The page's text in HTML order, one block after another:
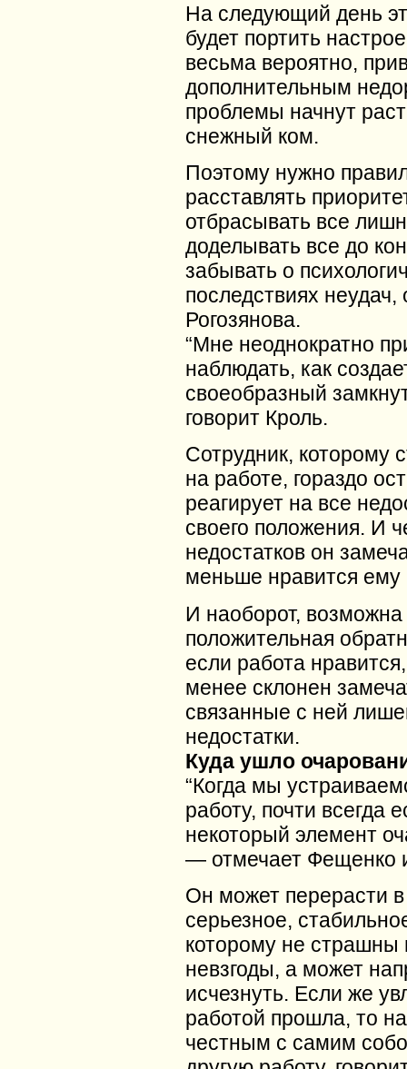
На следующий день
будет портить
весьма вероятно,
дополнительным
проблемы начнут
снежный ком.
Поэтому нужно
расставлять
отбрасывать все
доделывать все до
забывать о
последствиях неудач,
Рогозянова.
“Мне неоднократно
наблюдать, как
своеобразный
говорит Кроль.
Сотрудник, которому
на работе, гораздо
реагирует на все
своего положения. И
недостатков он
меньше нравится ему
И наоборот, возможна
положительная
если работа
менее склонен
связанные с ней
недостатки.
Куда ушло
“Когда мы
работу, почти всегда
некоторый элемент
— отмечает Фещенко
Он может перерасти
серьезное,
которому не страшны
невзгоды, а может
исчезнуть. Если же
работой прошла, то
честным с самим